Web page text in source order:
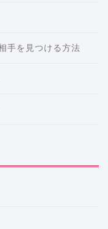
手を見つける方法